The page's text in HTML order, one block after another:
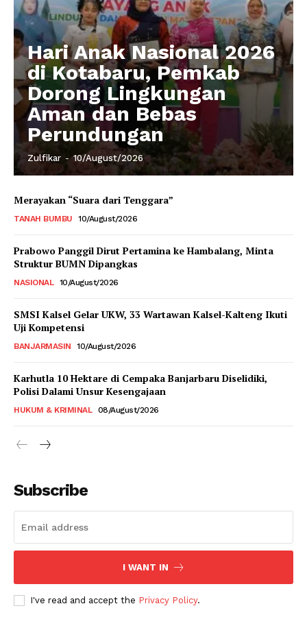
Hari Anak Nasional 2026
di Kotabaru, Pemkab
Dorong Lingkungan
Aman dan Bebas
Perundungan
Zulfikar - 10/August/2026
Merayakan “Suara dari Tenggara”
TANAH BUMBU 10/August/2026
Prabowo Panggil Dirut Pertamina ke Hambalang, Minta
Struktur BUMN Dipangkas
NASIONAL 10/August/2026
SMSI Kalsel Gelar UKW, 33 Wartawan Kalsel-Kalteng Ikuti
Uji Kompetensi
BANJARMASIN 10/August/2026
Karhutla 10 Hektare di Cempaka Banjarbaru Diselidiki,
Polisi Dalami Unsur Kesengajaan
HUKUM & KRIMINAL 08/August/2026
Subscribe
I WANT IN
I've read and accept the Privacy Policy.